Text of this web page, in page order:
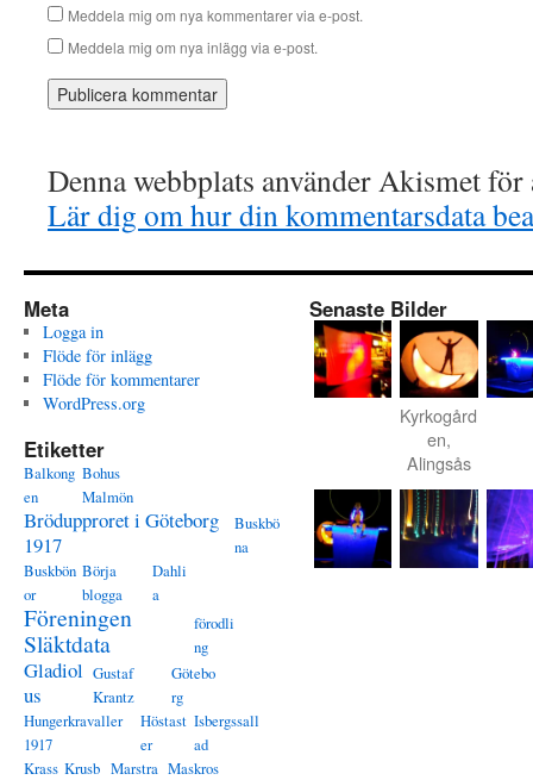
Meddela mig om nya kommentarer via e-post.
Meddela mig om nya inlägg via e-post.
Denna webbplats använder Akismet
Lär dig om hur din kommentarsdata
Meta
Logga in
Flöde för inlägg
Flöde för kommentarer
WordPress.org
Etiketter
Balkong
en
Bohus
Malmön
Brödupproret i Göteborg
1917
Buskbö
na
Buskbön
or
Börja
blogga
Dahli
a
Föreningen
Släktdata
förodli
ng
Gladiol
us
Gustaf
Krantz
Götebo
rg
Hungerkravaller
1917
Höstast
er
Isbergssall
ad
Krass Krusb Marstra Maskros
Senaste Bilder
Kyrkogård
en,
Alingsås